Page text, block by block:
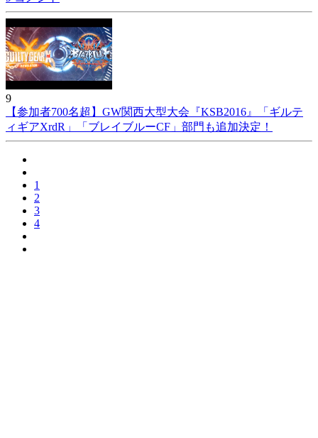
9
【参加者700名超】GW関西大型大会『KSB2016』「ギルテ
ィギアXrdR」「ブレイブルーCF」部門も追加決定！
1
2
3
4